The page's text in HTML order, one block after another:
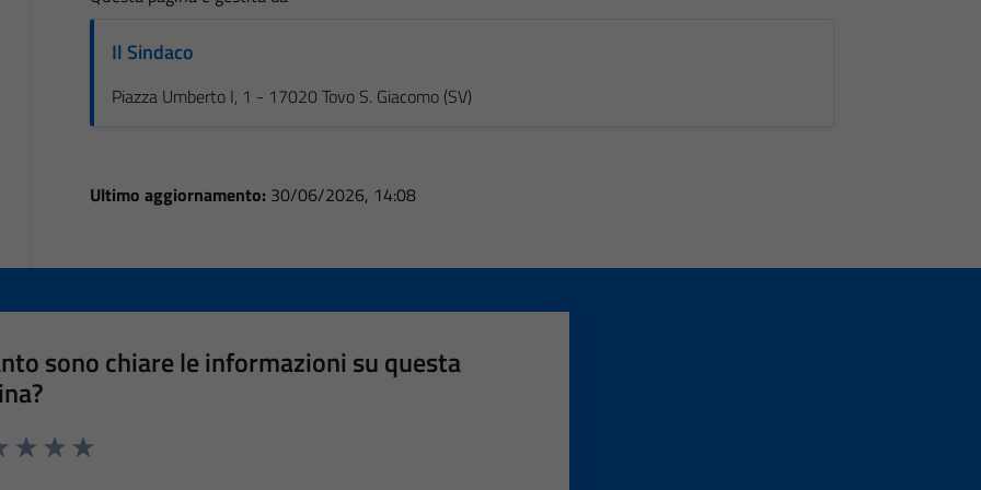
Il Sindaco
Piazza Umberto I, 1 - 17020 Tovo S. Giacomo (SV)
Ultimo aggiornamento: 30/06/2026, 14:08
sono chiare le informazioni su questa